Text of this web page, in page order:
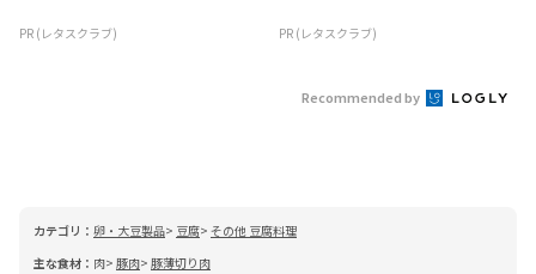
PR (レタスクラブ) PR (レタスクラブ)
Recommended by
カテゴリ： 卵・大豆製品 豆腐 その他 豆腐料理
主な食材： 肉 豚肉 豚薄切り肉